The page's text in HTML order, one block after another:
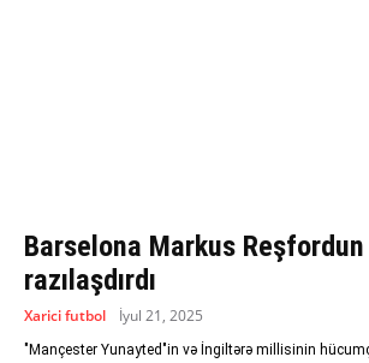
Barselona Markus
razılaşdırdı
Xarici futbol
İyul 21, 2025
"Mançester Yunayted"in və İngiltərə millisinin